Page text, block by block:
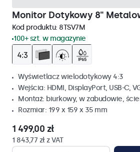
Monitor Dotykowy 8"
Kod produktu: 8TSV7M
100+ szt. w magazynie
Wyświetlacz wielodotykowy 4:3
Wejścia: HDMI, DisplayPort, USB-C,
Montaż: biurkowy, w zabudowie,
Rozmiar: 199 x 159 x 35 mm
1 499,00 zł
1 843,77 zł z VAT